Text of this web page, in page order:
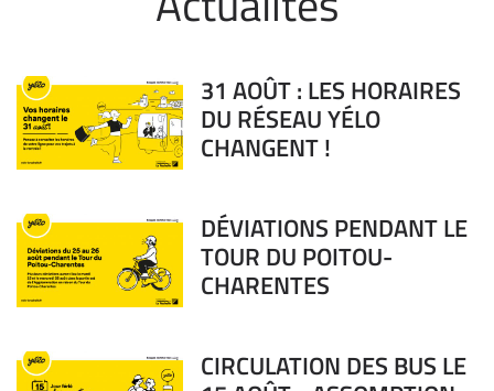
31 AOÛT : LES HORAIRES
DU RÉSEAU YÉLO
CHANGENT !
DÉVIATIONS PENDANT LE
TOUR DU POITOU-
CHARENTES
CIRCULATION DES BUS LE